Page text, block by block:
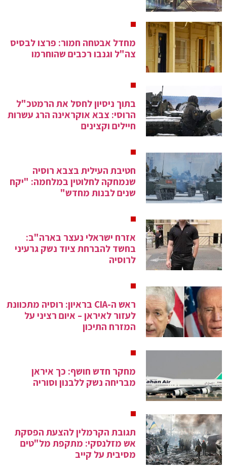
מחדל אבטחה חמור: פרצו לבסיס
צה"ל וגנבו רכבים שהוחרמו
בתוך ניסיון לחסל את הרמטכ"ל
הרוסי: צבא אוקראינה הרג עשרות
חיילים וקצינים
חטיבת העילית בצבא רוסיה
שנמחקה לחלוטין במלחמה: "יקח
שנים לבנות מחדש"
אזרח ישראלי נעצר בארה"ב:
בחשד להברחת ציוד נשק גרעיני
לרוסיה
ראש ה-CIA בראיון: רוסיה מתכוונת
לעזור לאיראן – איום רציני על
המזרח התיכון
מחקר חדש חושף: כך איראן
מבריחה נשק ללבנון וסוריה
תגובת הקרמלין להצעת הפסקת
אש מזלנסקי: מתקפת מל"טים
מסיבית על קייב